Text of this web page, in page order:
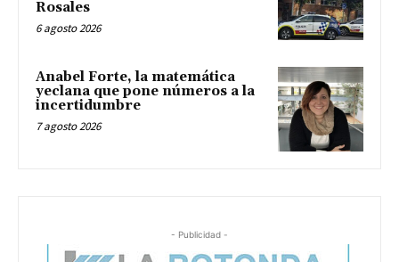
Rosales
6 agosto 2026
Anabel Forte, la matemática
yeclana que pone números a la
incertidumbre
7 agosto 2026
- Publicidad -